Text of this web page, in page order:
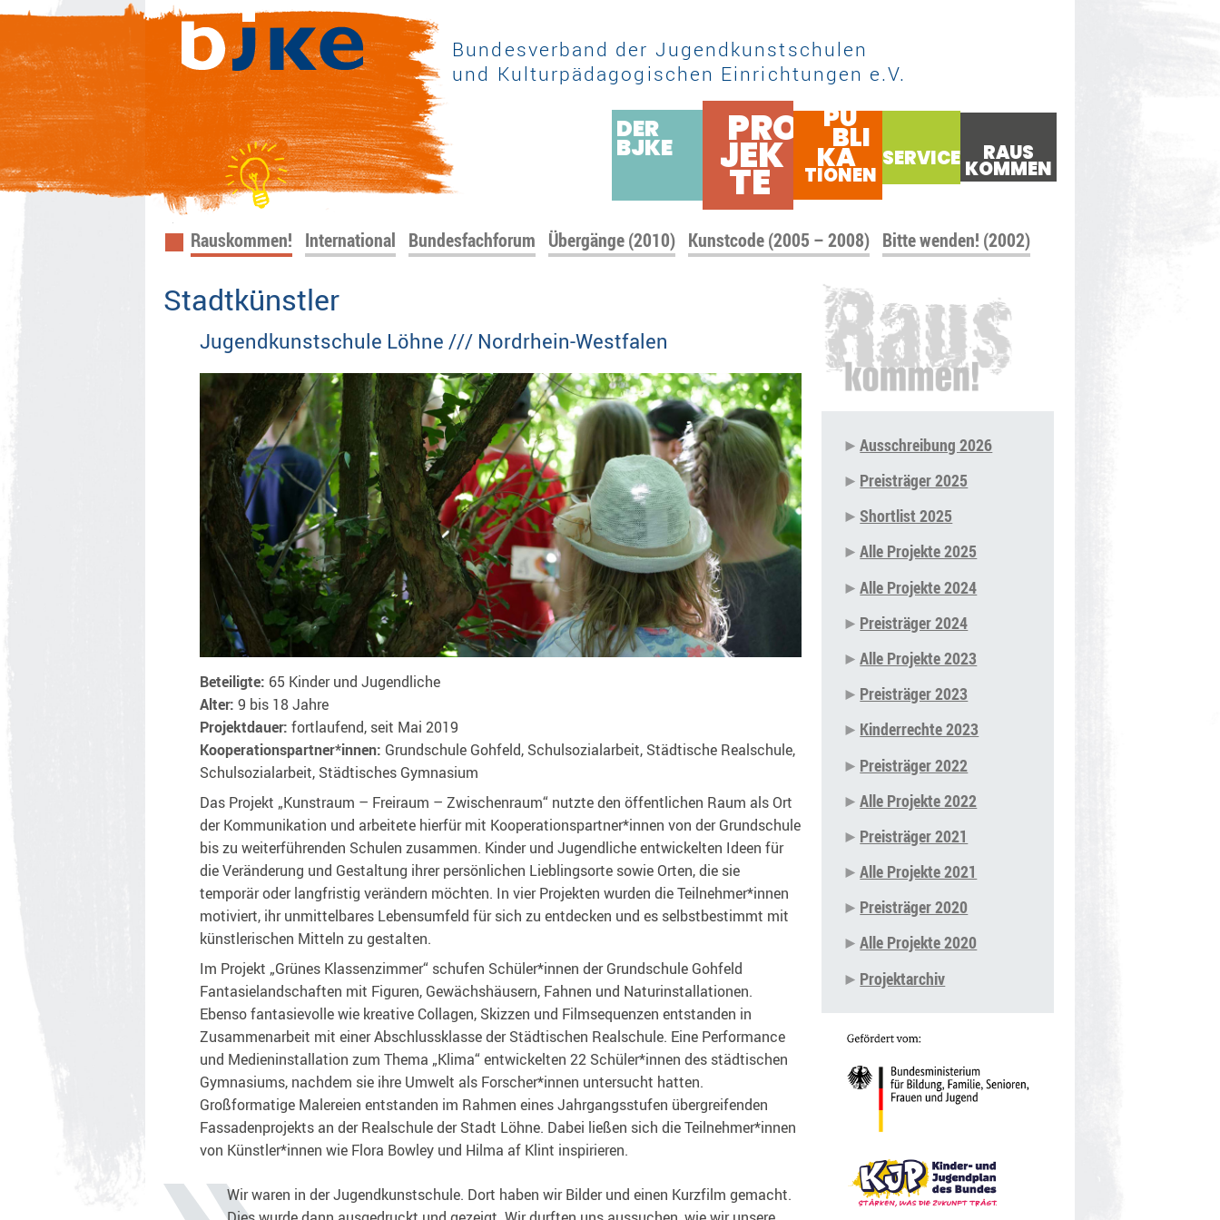
Bundesverband der Jugendkunstschulen
und Kulturpädagogischen Einrichtungen e.V.
DER
BJKE PRO
JEK
TE
PU
BLI
KA
TIONEN
SERVICE RAUS
KOMMEN
Navigation
Rauskommen! International Bundesfachforum Übergänge (2010) Kunstcode (2005 – 2008) Bitte wenden! (2002)
Stadtkünstler
Jugendkunstschule Löhne /// Nordrhein-Westfalen
Beteiligte: 65 Kinder und Jugendliche
Alter: 9 bis 18 Jahre
Projektdauer: fortlaufend, seit Mai 2019
Kooperationspartner*innen: Grundschule Gohfeld, Schulsozialarbeit, Städtische Realschule,
Schulsozialarbeit, Städtisches Gymnasium
Das Projekt „Kunstraum – Freiraum – Zwischenraum“ nutzte den öffentlichen Raum als Ort
der Kommunikation und arbeitete hierfür mit Kooperationspartner*innen von der Grundschule
bis zu weiterführenden Schulen zusammen. Kinder und Jugendliche entwickelten Ideen für
die Veränderung und Gestaltung ihrer persönlichen Lieblingsorte sowie Orten, die sie
temporär oder langfristig verändern möchten. In vier Projekten wurden die Teilnehmer*innen
motiviert, ihr unmittelbares Lebensumfeld für sich zu entdecken und es selbstbestimmt mit
künstlerischen Mitteln zu gestalten.
Im Projekt „Grünes Klassenzimmer“ schufen Schüler*innen der Grundschule Gohfeld
Fantasielandschaften mit Figuren, Gewächshäusern, Fahnen und Naturinstallationen.
Ebenso fantasievolle wie kreative Collagen, Skizzen und Filmsequenzen entstanden in
Zusammenarbeit mit einer Abschlussklasse der Städtischen Realschule. Eine Performance
und Medieninstallation zum Thema „Klima“ entwickelten 22 Schüler*innen des städtischen
Gymnasiums, nachdem sie ihre Umwelt als Forscher*innen untersucht hatten.
Großformatige Malereien entstanden im Rahmen eines Jahrgangsstufen übergreifenden
Fassadenprojekts an der Realschule der Stadt Löhne. Dabei ließen sich die Teilnehmer*innen
von Künstler*innen wie Flora Bowley und Hilma af Klint inspirieren.
Wir waren in der Jugendkunstschule. Dort haben wir Bilder und einen Kurzfilm gemacht.
überspringen
Ausschreibung 2026
Preisträger 2025
Shortlist 2025
Alle Projekte 2025
Alle Projekte 2024
Preisträger 2024
Alle Projekte 2023
Preisträger 2023
Kinderrechte 2023
Preisträger 2022
Alle Projekte 2022
Preisträger 2021
Alle Projekte 2021
Preisträger 2020
Alle Projekte 2020
Projektarchiv